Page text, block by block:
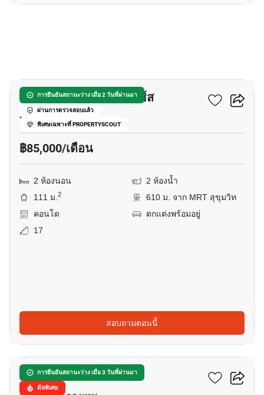
การยืนยันสถานะว่าง เมื่อ 2 วันที่ผ่านมา
ผ่านการตรวจสอบแล้ว
พิเศษเฉพาะที่ PROPERTYSCOUT
รอย์ช ไพรเวท เรสซิเดนซ์ส
พร้อมพงษ์, กรุงเทพ
฿85,000/เดือน
2 ห้องนอน
2 ห้องน้ำ
111 ม.2
610 ม. จาก MRT สุขุมวิท
คอนโด
ตกแต่งพร้อมอยู่
17
สอบถามตอนนี้
การยืนยันสถานะว่าง เมื่อ 3 วันที่ผ่านมา
ดีลพิเศษ
11
ฟินน์ สุขุมวิท 31